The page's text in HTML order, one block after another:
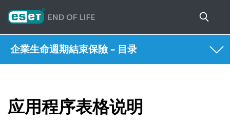
企業生命週期結束保險 – 目录
应用程序表格说明